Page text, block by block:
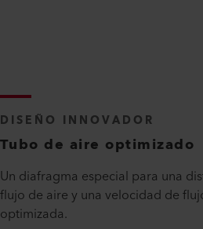
DISEÑO INNOVADOR
Tubo de aire optimizado
Un diafragma especial para una
flujo de aire y una velocidad de
optimizada.